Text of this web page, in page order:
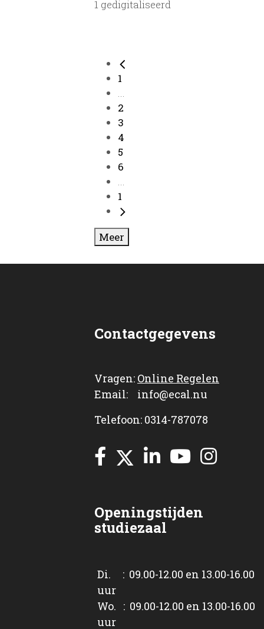
1 gedigitaliseerd
1
...
2
3
4
5
6
...
1
Meer
Contactgegevens
Vragen: Online Regelen
Email: info@ecal.nu
Telefoon: 0314-787078
Openingstijden
studiezaal
Di. : 09.00-12.00 en 13.00-16.00
uur
Wo. : 09.00-12.00 en 13.00-16.00
uur